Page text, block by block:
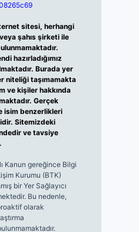
sitesi, herhangi
şahıs şirketi ile
hazırladığımız
Burada yer
niteliği taşımamakta
ve kişiler hakkında
Gerçek
isim benzerlikleri
Sitemizdeki
ve tavsiye
Kanun gereğince Bilgi
Kurumu (BTK)
bir Yer Sağlayıcı
Bu nedenle,
olarak